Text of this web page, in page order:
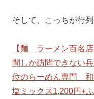
そして、こっちが行
【麺 ラーメン百名
間しか訪問できない
位のらーめん専門 和
塩ミックス1,200円+